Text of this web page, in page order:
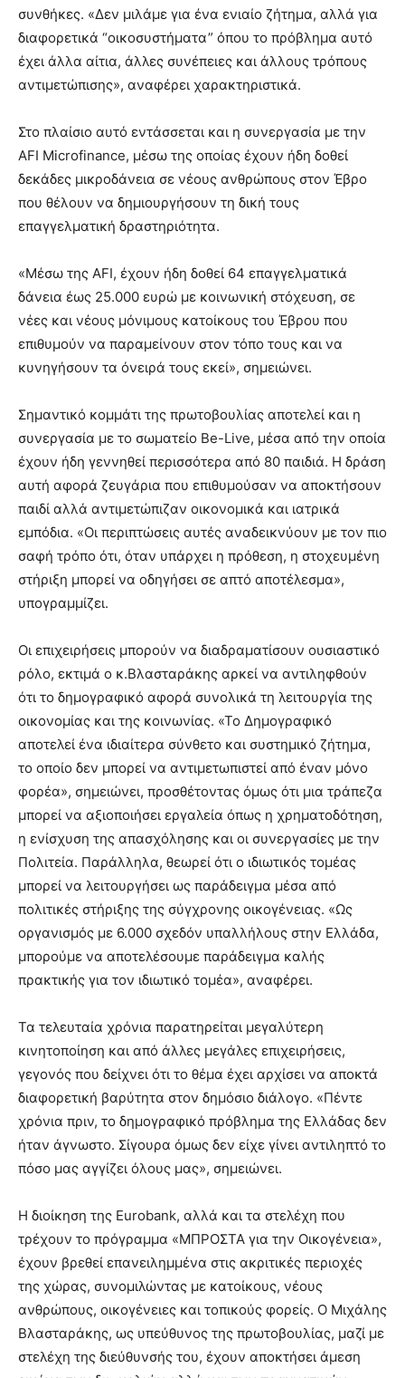
συνθήκες. «Δεν μιλάμε για ένα ενιαίο ζήτημα, αλλά για
διαφορετικά “οικοσυστήματα” όπου το πρόβλημα αυτό
έχει άλλα αίτια, άλλες συνέπειες και άλλους τρόπους
αντιμετώπισης», αναφέρει χαρακτηριστικά.
Στο πλαίσιο αυτό εντάσσεται και η συνεργασία με την
AFI Microfinance, μέσω της οποίας έχουν ήδη δοθεί
δεκάδες μικροδάνεια σε νέους ανθρώπους στον Έβρο
που θέλουν να δημιουργήσουν τη δική τους
επαγγελματική δραστηριότητα.
«Μέσω της AFI, έχουν ήδη δοθεί 64 επαγγελματικά
δάνεια έως 25.000 ευρώ με κοινωνική στόχευση, σε
νέες και νέους μόνιμους κατοίκους του Έβρου που
επιθυμούν να παραμείνουν στον τόπο τους και να
κυνηγήσουν τα όνειρά τους εκεί», σημειώνει.
Σημαντικό κομμάτι της πρωτοβουλίας αποτελεί και η
συνεργασία με το σωματείο Be-Live, μέσα από την οποία
έχουν ήδη γεννηθεί περισσότερα από 80 παιδιά. Η δράση
αυτή αφορά ζευγάρια που επιθυμούσαν να αποκτήσουν
παιδί αλλά αντιμετώπιζαν οικονομικά και ιατρικά
εμπόδια. «Οι περιπτώσεις αυτές αναδεικνύουν με τον πιο
σαφή τρόπο ότι, όταν υπάρχει η πρόθεση, η στοχευμένη
στήριξη μπορεί να οδηγήσει σε απτό αποτέλεσμα»,
υπογραμμίζει.
Οι επιχειρήσεις μπορούν να διαδραματίσουν ουσιαστικό
ρόλο, εκτιμά ο κ.Βλασταράκης αρκεί να αντιληφθούν
ότι το δημογραφικό αφορά συνολικά τη λειτουργία της
οικονομίας και της κοινωνίας. «Το Δημογραφικό
αποτελεί ένα ιδιαίτερα σύνθετο και συστημικό ζήτημα,
το οποίο δεν μπορεί να αντιμετωπιστεί από έναν μόνο
φορέα», σημειώνει, προσθέτοντας όμως ότι μια τράπεζα
μπορεί να αξιοποιήσει εργαλεία όπως η χρηματοδότηση,
η ενίσχυση της απασχόλησης και οι συνεργασίες με την
Πολιτεία. Παράλληλα, θεωρεί ότι ο ιδιωτικός τομέας
μπορεί να λειτουργήσει ως παράδειγμα μέσα από
πολιτικές στήριξης της σύγχρονης οικογένειας. «Ως
οργανισμός με 6.000 σχεδόν υπαλλήλους στην Ελλάδα,
μπορούμε να αποτελέσουμε παράδειγμα καλής
πρακτικής για τον ιδιωτικό τομέα», αναφέρει.
Τα τελευταία χρόνια παρατηρείται μεγαλύτερη
κινητοποίηση και από άλλες μεγάλες επιχειρήσεις,
γεγονός που δείχνει ότι το θέμα έχει αρχίσει να αποκτά
διαφορετική βαρύτητα στον δημόσιο διάλογο. «Πέντε
χρόνια πριν, το δημογραφικό πρόβλημα της Ελλάδας δεν
ήταν άγνωστο. Σίγουρα όμως δεν είχε γίνει αντιληπτό το
πόσο μας αγγίζει όλους μας», σημειώνει.
Η διοίκηση της Eurobank, αλλά και τα στελέχη που
τρέχουν το πρόγραμμα «ΜΠΡΟΣΤΑ για την Οικογένεια»,
έχουν βρεθεί επανειλημμένα στις ακριτικές περιοχές
της χώρας, συνομιλώντας με κατοίκους, νέους
ανθρώπους, οικογένειες και τοπικούς φορείς. Ο Μιχάλης
Βλασταράκης, ως υπεύθυνος της πρωτοβουλίας, μαζί με
στελέχη της διεύθυνσής του, έχουν αποκτήσει άμεση